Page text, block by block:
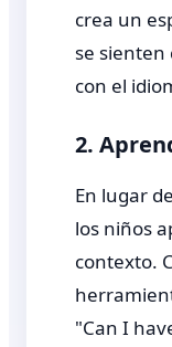
crea un
se
con el
2.
En lugar
los niños
contexto.
"Can I